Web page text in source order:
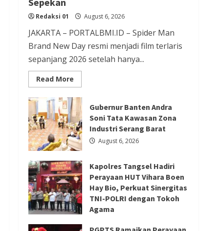
Redaksi 01
Berita Agama
Berita Nasional
Berita Sosial dan Budaya
Berita Trending
PGPTS Ramaikan Perayaan HUT
Vihara Boen Hay Bio dengan
Menampilkan Palang Pintu
Redaksi 01 August 5, 2026
Berita Ekonomi dan Bisnis
Berita Nasional
ASDP Terapkan Sterilisasi
Pelabuhan Merak dengan One
Gate System, Gapertip Kecewa
Tak Dilibatkan
Redaksi 01 August 6, 2026
JAKARTA – PORTALBMI.ID – Spider Man
Brand New Day resmi menjadi film terlaris
sepanjang 2026 setelah hanya...
Read More
more
Film
Terlaris
2026
Spider
Man
Brand
New
Day
Raup
Rp
20,6
T
dalam
Sepekan
Gubernur Banten Andra
Soni Tata Kawasan Zona
Industri Serang Barat
August 6, 2026
Kapolres Tangsel Hadiri
Perayaan HUT Vihara Boen
Hay Bio, Perkuat Sinergitas
TNI-POLRI dengan Tokoh
Agama